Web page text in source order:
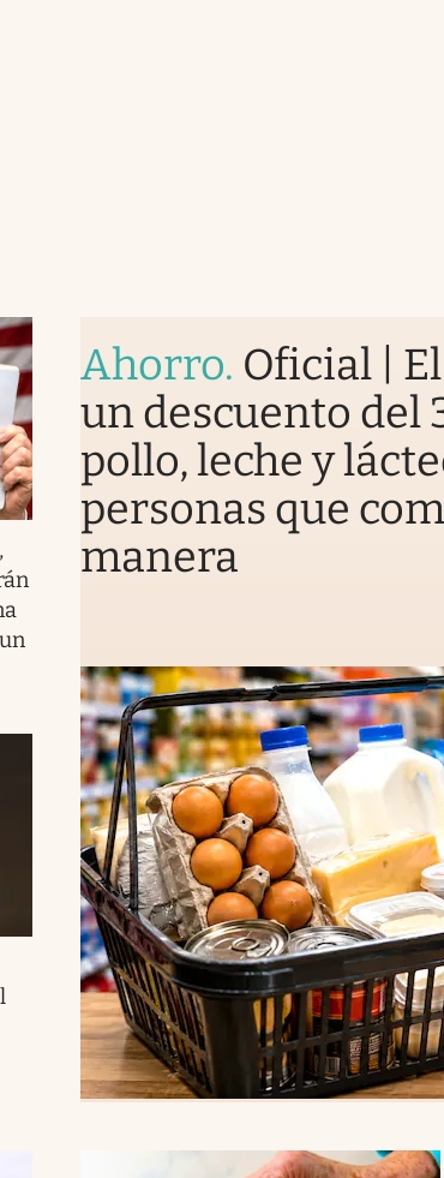
Ahorro. Oficial |
un descuento del
pollo, leche y
personas que
manera